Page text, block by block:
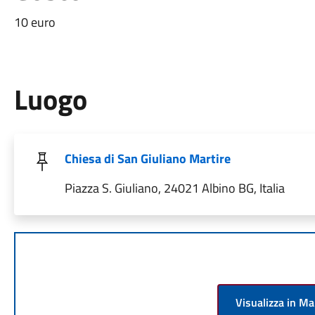
10 euro
Luogo
Chiesa di San Giuliano Martire
Piazza S. Giuliano, 24021 Albino BG, Italia
Visualizza in